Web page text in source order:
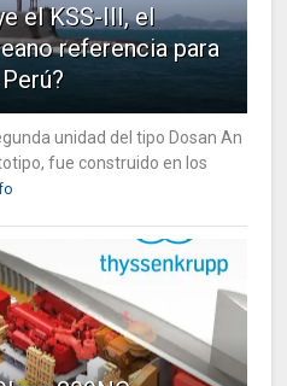
el KSS-III, el
referencia para
unidad del tipo Dosan An
fue construido en los